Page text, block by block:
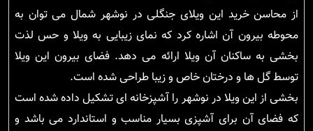
از محاسن خرید این ویلای جنگلی در نوشهر شمال می توان به
محوطه بیرون آن اشاره کرد که نمای زیبایی به ویلا و حس لذت
بخشی به ساکنان آن ویلا ارائه می دهد. فضای بیرون این ویلا
توسط گل ها و درختان خاص و زیبا طراحی شده است.
بخشی از این ویلا در نوشهر را آشپزخانه ای تشکیل داده شده است
که فضای آن برای آشپزی بسیار مناسب و استاندارد می باشد و